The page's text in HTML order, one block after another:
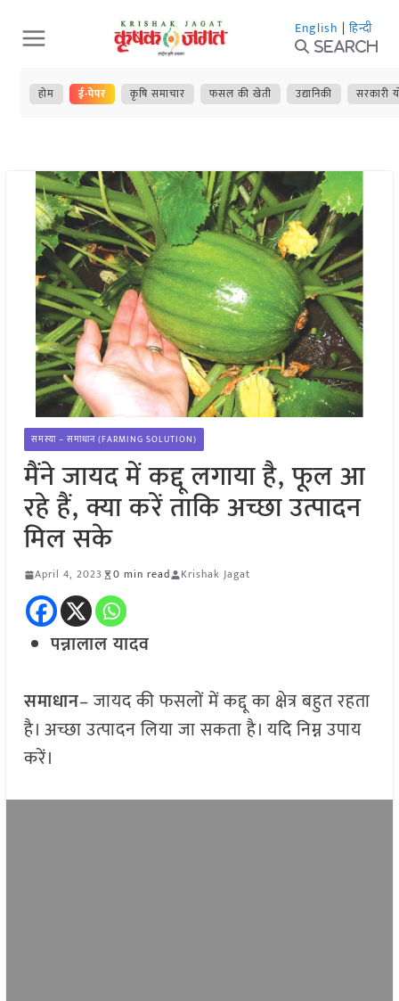
Skip
to
content
English | हिन्दी
Search
होम ई-पेपर कृषि समाचार फसल की खेती उद्यानिकी सरकारी
समस्या – समाधान (FARMING SOLUTION)
मैंने जायद में कद्दू लगाया है, फूल आ
रहे हैं, क्या करें ताकि अच्छा उत्पादन
मिल सके
April 4, 2023 0 min read Krishak Jagat
पन्नालाल यादव
समाधान– जायद की फसलों में कद्दू का क्षेत्र बहुत रहता
है। अच्छा उत्पादन लिया जा सकता है। यदि निम्न उपाय
करें।